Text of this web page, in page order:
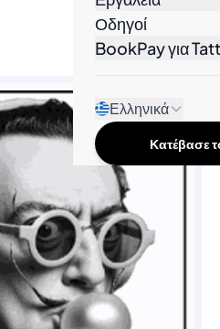
Οδηγοί
BookPay για
Ελληνικά
Κατέβασε